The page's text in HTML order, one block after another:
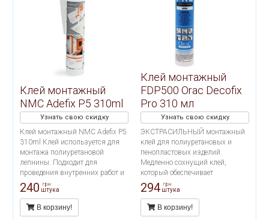
Клей монтажный
NMC Adefix P5 310ml
Узнать свою скидку
Клей монтажный NMC Adefix P5
310ml Клей используется для
монтажа полиуретановой
лепнины. Подходит для
проведения внутренних работ и
применения на пористых
поверхностях. Расход тюбика 12
метров погонных.
240 грн
штука
В корзину!
Клей монтажный
FDP500 Orac Decofix
Pro 310 мл
Узнать свою скидку
ЭКСТРАСИЛЬНЫЙ монтажный
клей для полиуретановых и
пенопластовых изделий.
Медленно сохнущий клей,
который обеспечивает
долговечное крепление
декоративных профилей на
стенах и/или потолках. Подходит
для проведения внутренних
294 грн
штука
В корзину!